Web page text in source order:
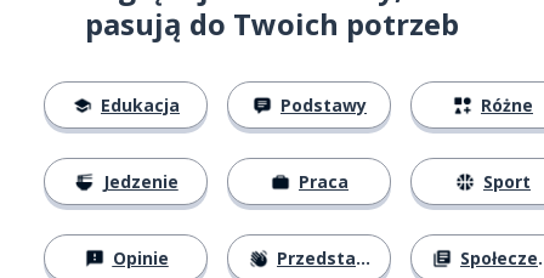
pasują do Twoich potrzeb
Edukacja
Jedzenie
Opinie
Podstawy
Praca
Przedstawianie się
Różne
Sport
Społeczeństwo